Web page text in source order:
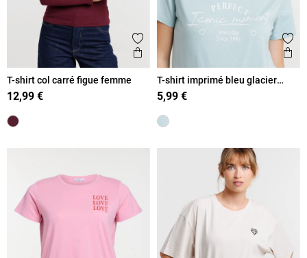
Ajouter aux favoris
Aperçu rapide
T-shirt col carré figue femme
12,99 €
T-shirt imprimé bleu glacier
femme
5,99 €